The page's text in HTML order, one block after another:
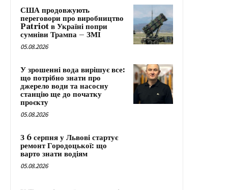
США продовжують
переговори про виробництво
Patriot в Україні попри
сумніви Трампа – ЗМІ
05.08.2026
У зрошенні вода вирішує все:
що потрібно знати про
джерело води та насосну
станцію ще до початку
проєкту
05.08.2026
З 6 серпня у Львові стартує
ремонт Городоцької: що
варто знати водіям
05.08.2026